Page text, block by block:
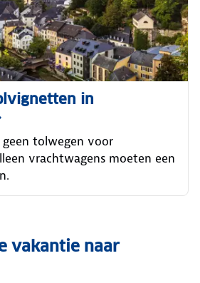
in
tolwegen voor
vrachtwagens moeten een
vakantie naar